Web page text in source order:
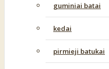
guminiai batai
kedai
pirmieji batukai